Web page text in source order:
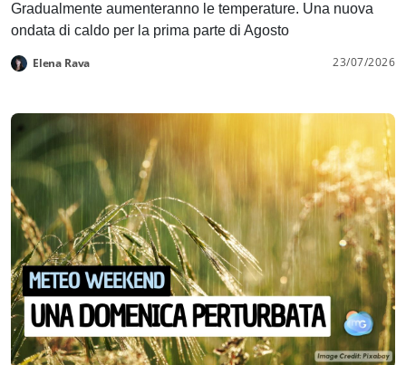
Gradualmente aumenteranno le temperature. Una nuova
ondata di caldo per la prima parte di Agosto
Elena Rava 23/07/2026